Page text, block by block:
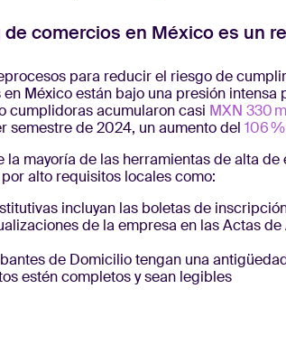
comercios en México es un
para reducir el riesgo de
México están bajo una presión intensa
cumplidoras acumularon casi MXN 330
semestre de 2024, un aumento del 106 %
la mayoría de las herramientas de alta de
alto requisitos locales como:
incluyan las boletas de
de la empresa en las Actas
de Domicilio tengan una
estén completos y sean legibles